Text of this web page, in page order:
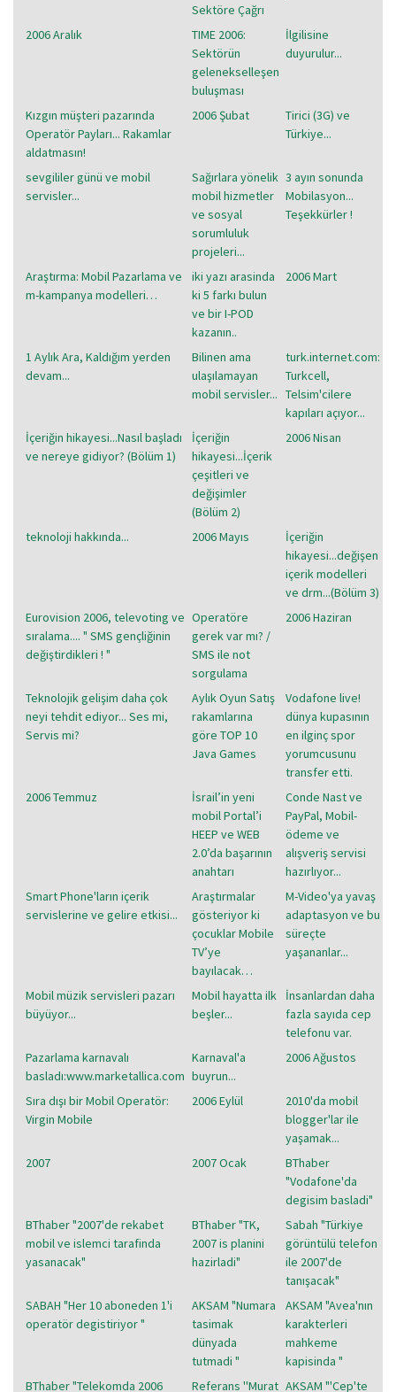
Sektöre Çağrı
2006 Aralık
TIME 2006:
Sektörün
gelenekselleşen
buluşması
İlgilisine
duyurulur...
Kızgın müşteri pazarında
Operatör Payları... Rakamlar
aldatmasın!
2006 Şubat
Tirici (3G) ve
Türkiye...
sevgililer günü ve mobil
servisler...
Sağırlara yönelik
mobil hizmetler
ve sosyal
sorumluluk
projeleri...
3 ayın sonunda
Mobilasyon...
Teşekkürler !
Araştırma: Mobil Pazarlama ve
m-kampanya modelleri…
iki yazı arasinda
ki 5 farkı bulun
ve bir I-POD
kazanın..
2006 Mart
1 Aylık Ara, Kaldığım yerden
devam...
Bilinen ama
ulaşılamayan
mobil servisler...
turk.internet.com:
Turkcell,
Telsim'cilere
kapıları açıyor...
İçeriğin hikayesi...Nasıl başladı
ve nereye gidiyor? (Bölüm 1)
İçeriğin
hikayesi...İçerik
çeşitleri ve
değişimler
(Bölüm 2)
2006 Nisan
teknoloji hakkında... 2006 Mayıs
İçeriğin
hikayesi...değişen
içerik modelleri
ve drm...(Bölüm 3)
Eurovision 2006, televoting ve
sıralama.... " SMS gençliğinin
değiştirdikleri ! "
Operatöre
gerek var mı? /
SMS ile not
sorgulama
2006 Haziran
Teknolojik gelişim daha çok
neyi tehdit ediyor... Ses mi,
Servis mi?
Aylık Oyun Satış
rakamlarına
göre TOP 10
Java Games
Vodafone live!
dünya kupasının
en ilginç spor
yorumcusunu
transfer etti.
2006 Temmuz
İsrail’in yeni
mobil Portal’i
HEEP ve WEB
2.0’da başarının
anahtarı
Conde Nast ve
PayPal, Mobil-
ödeme ve
alışveriş servisi
hazırlıyor...
Smart Phone'ların içerik
servislerine ve gelire etkisi...
Araştırmalar
gösteriyor ki
çocuklar Mobile
TV’ye
bayılacak…
M-Video'ya yavaş
adaptasyon ve bu
süreçte
yaşananlar...
Mobil müzik servisleri pazarı
büyüyor...
Mobil hayatta ilk
beşler...
İnsanlardan daha
fazla sayıda cep
telefonu var.
Pazarlama karnavalı
basladı:www.marketallica.com
Karnaval'a
buyrun...
2006 Ağustos
Sıra dışı bir Mobil Operatör:
Virgin Mobile
2006 Eylül
2010'da mobil
blogger'lar ile
yaşamak...
2007
2007 Ocak
BThaber
"Vodafone'da
degisim basladi"
BThaber "2007'de rekabet
mobil ve islemci tarafinda
yasanacak"
BThaber "TK,
2007 is planini
hazirladi"
Sabah "Türkiye
görüntülü telefon
ile 2007'de
tanışacak"
SABAH "Her 10 aboneden 1'i
operatör degistiriyor "
AKSAM "Numara
tasimak
dünyada
tutmadi "
AKSAM "Avea'nın
karakterleri
mahkeme
kapisinda "
BThaber "Telekomda 2006
Referans ''Murat AKSAM "'Cep'te